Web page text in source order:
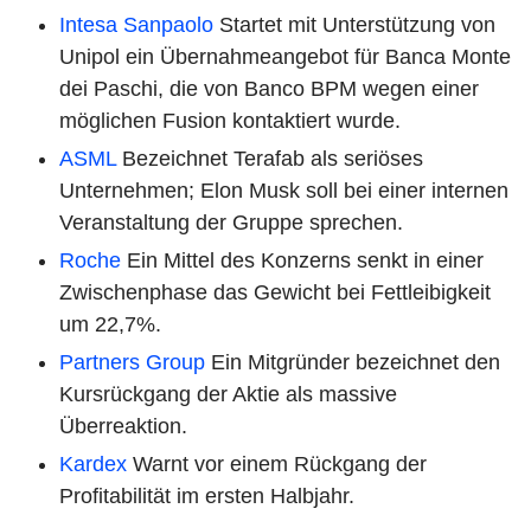
Intesa Sanpaolo Startet mit Unterstützung von
Unipol ein Übernahmeangebot für Banca Monte
dei Paschi, die von Banco BPM wegen einer
möglichen Fusion kontaktiert wurde.
ASMLBezeichnet Terafab als seriöses
Unternehmen; Elon Musk soll bei einer internen
Veranstaltung der Gruppe sprechen.
Roche Ein Mittel des Konzerns senkt in einer
Zwischenphase das Gewicht bei Fettleibigkeit
um 22,7%.
Partners Group Ein Mitgründer bezeichnet den
Kursrückgang der Aktie als massive
Überreaktion.
Kardex Warnt vor einem Rückgang der
Profitabilität im ersten Halbjahr.